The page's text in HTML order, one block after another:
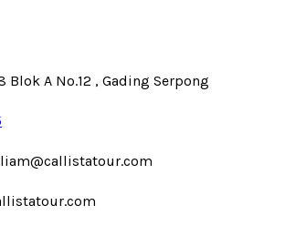
Blok A No.12 , Gading Serpong